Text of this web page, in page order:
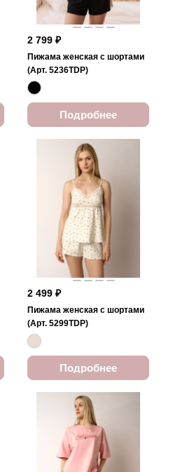
2 799 ₽
Пижама женская с шортами
(Арт. 5236TDP)
Подробнее
2 499 ₽
Пижама женская с шортами
(Арт. 5299TDP)
Подробнее